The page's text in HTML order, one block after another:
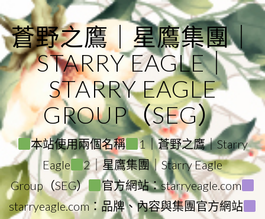
to
content
蒼野之鷹｜星鷹集團｜
STARRY EAGLE｜
STARRY EAGLE
GROUP（SEG）
本站使用兩個名稱
1｜蒼野之鷹｜Starry
Eagle
2｜星鷹集團｜Starry Eagle
Group（SEG）
官方網站：starryeagle.com
starryeagle.com：品牌、內容與集團官方網站